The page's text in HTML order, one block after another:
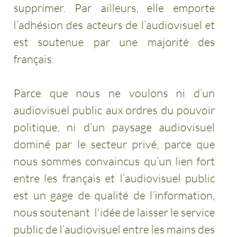
supprimer. Par ailleurs, elle emporte
l’adhésion des acteurs de l’audiovisuel et
est soutenue par une majorité des
français.
Parce que nous ne voulons ni d’un
audiovisuel public aux ordres du pouvoir
politique, ni d’un paysage audiovisuel
dominé par le secteur privé, parce que
nous sommes convaincus qu’un lien fort
entre les français et l’audiovisuel public
est un gage de qualité de l’information,
nous soutenant  l'idée de laisser le service
public de l’audiovisuel entre les mains des